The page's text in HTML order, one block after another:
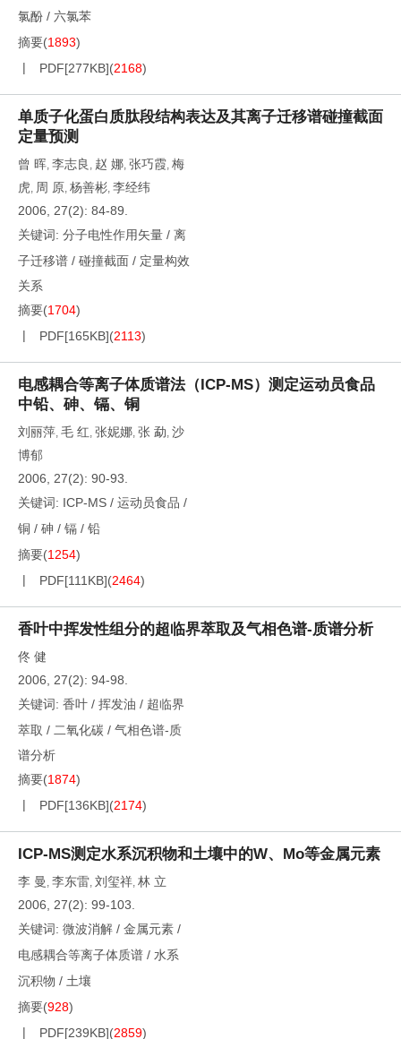
氯酚 / 六氯苯
摘要(1893)
PDF[277KB](2168)
单质子化蛋白质肽段结构表达及其离子迁移谱碰撞截面
定量预测
曾 晖, 李志良 , 赵 娜, 张巧霞, 梅
虎, 周 原, 杨善彬, 李经纬
2006, 27(2): 84-89.
关键词: 分子电性作用矢量 / 离
子迁移谱 / 碰撞截面 / 定量构效
关系
摘要(1704)
PDF[165KB](2113)
电感耦合等离子体质谱法（ICP-MS）测定运动员食品
中铅、砷、镉、铜
刘丽萍, 毛 红, 张妮娜, 张 勐, 沙
博郁
2006, 27(2): 90-93.
关键词: ICP-MS / 运动员食品 /
铜 / 砷 / 镉 / 铅
摘要(1254)
PDF[111KB](2464)
香叶中挥发性组分的超临界萃取及气相色谱-质谱分析
佟 健
2006, 27(2): 94-98.
关键词: 香叶 / 挥发油 / 超临界
萃取 / 二氧化碳 / 气相色谱-质
谱分析
摘要(1874)
PDF[136KB](2174)
ICP-MS测定水系沉积物和土壤中的W、Mo等金属元素
李 曼 , 李东雷, 刘玺祥, 林 立
2006, 27(2): 99-103.
关键词: 微波消解 / 金属元素 /
电感耦合等离子体质谱 / 水系
沉积物 / 土壤
摘要(928)
PDF[239KB](2859)